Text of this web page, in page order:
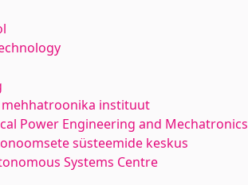
instituut
Power Engineering and Mechatronics
süsteemide keskus
Systems Centre